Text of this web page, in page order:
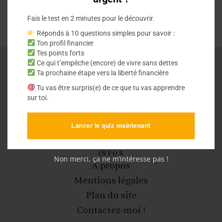
Vivre sans dettes
Sortir de la dette et devenir libre
INFOS
A propos
Mentions légales
Plan du site
Contactez-moi !
Fais le test en 2 minutes pour le découvrir.
Réponds à 10 questions simples pour savoir :
Ton profil financier
Tes points forts
Ce qui t’empêche (encore) de vivre sans dettes
Ta prochaine étape vers la liberté financière
Tu vas être surpris(e) de ce que tu vas apprendre
sur toi.
Lancer le quiz maintenant
Non merci, ça ne m’intéresse pas !